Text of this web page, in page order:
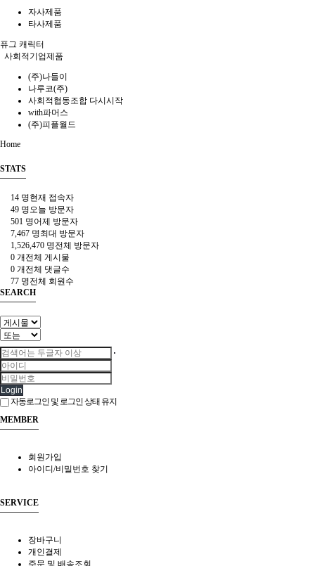
자사제품
타사제품
퓨그 캐릭터
사회적기업제품
(주)나들이
나루코(주)
사회적협동조합 다시시작
with파머스
(주)피플월드
Home
STATS
14 명현재 접속자
49 명오늘 방문자
501 명어제 방문자
7,467 명최대 방문자
1,526,470 명전체 방문자
0 개 전체 게시물
0 개 전체 댓글수
77 명전체 회원수
SEARCH
Login
자동로그인 및 로그인 상태 유지
MEMBER
회원가입
아이디/비밀번호 찾기
SERVICE
장바구니
개인결제